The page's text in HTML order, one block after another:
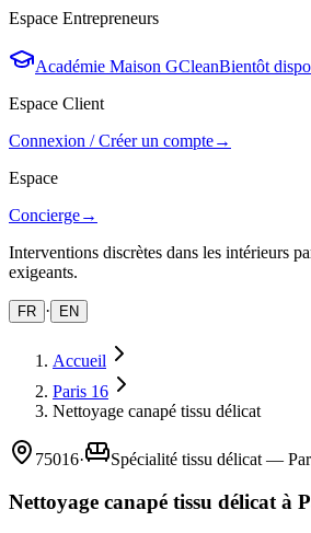
Espace Entrepreneurs
Académie Maison GCleanBientôt
Espace Client
Connexion / Créer un compte→
Espace
Concierge→
Interventions discrètes dans les intérieurs
exigeants.
FR · EN
Accueil
Paris 16
Nettoyage canapé tissu délicat
75016· Spécialité tissu délicat —
Nettoyage canapé tissu délicat à